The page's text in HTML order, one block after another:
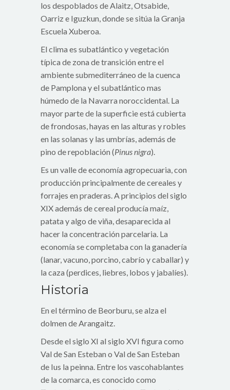
los despoblados de Alaitz, Otsabide,
Oarriz e Iguzkun, donde se sitúa la Granja
Escuela Xuberoa.
El clima es subatlántico y vegetación
típica de zona de transición entre el
ambiente submediterráneo de la cuenca
de Pamplona y el subatlántico mas
húmedo de la Navarra noroccidental. La
mayor parte de la superficie está cubierta
de frondosas, hayas en las alturas y robles
en las solanas y las umbrías, además de
pino de repoblación (Pinus nigra).
Es un valle de economía agropecuaria, con
producción principalmente de cereales y
forrajes en praderas. A principios del siglo
XIX además de cereal producía maíz,
patata y algo de viña, desaparecida al
hacer la concentración parcelaria. La
economía se completaba con la ganadería
(lanar, vacuno, porcino, cabrío y caballar) y
la caza (perdices, liebres, lobos y jabalíes).
Historia
En el término de Beorburu, se alza el
dolmen de Arangaitz.
Desde el siglo XI al siglo XVI figura como
Val de San Esteban o Val de San Esteban
de Ius la peinna. Entre los vascohablantes
de la comarca, es conocido como